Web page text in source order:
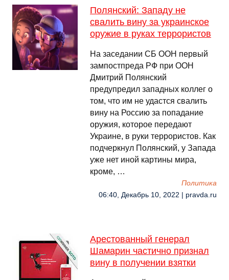
Полянский: Западу не
свалить вину за украинское
оружие в руках террористов
На заседании СБ ООН первый
зампостпреда РФ при ООН
Дмитрий Полянский
предупредил западных коллег о
том, что им не удастся свалить
вину на Россию за попадание
оружия, которое передают
Украине, в руки террористов. Как
подчеркнул Полянский, у Запада
уже нет иной картины мира,
кроме, …
Политика
06:40, Декабрь 10, 2022 | pravda.ru
Арестованный генерал
Шамарин частично признал
вину в получении взятки